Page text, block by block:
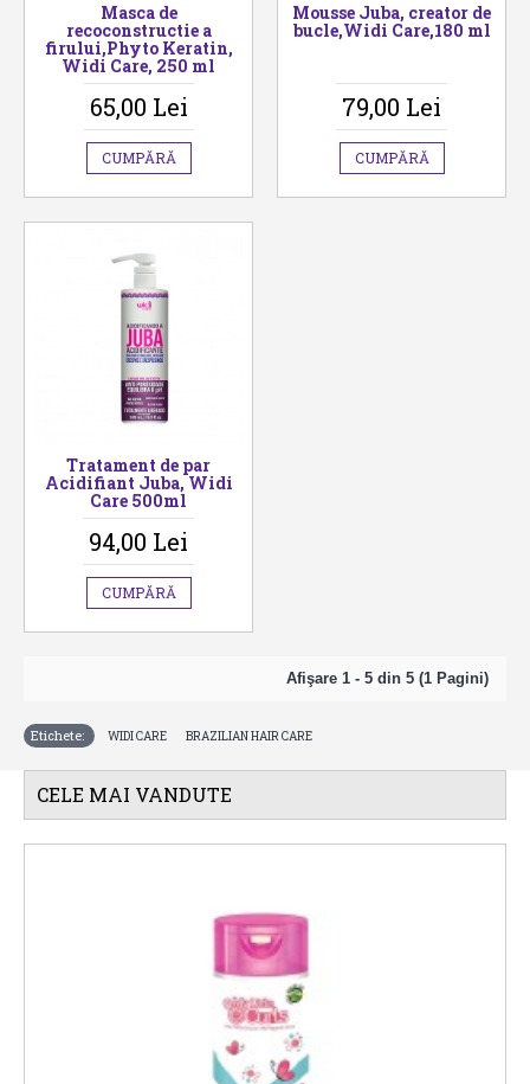
Masca de
recoconstructie a
firului,Phyto Keratin,
Widi Care, 250 ml
65,00 Lei
CUMPĂRĂ
Mousse Juba, creator de
bucle,Widi Care,180 ml
79,00 Lei
CUMPĂRĂ
Tratament de par
Acidifiant Juba, Widi
Care 500ml
94,00 Lei
CUMPĂRĂ
Afişare 1 - 5 din 5 (1 Pagini)
Etichete: WIDI CARE BRAZILIAN HAIR CARE
CELE MAI VANDUTE